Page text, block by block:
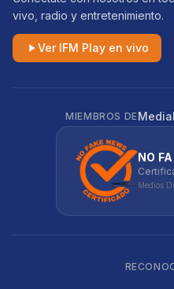
vivo, radio y entretenimiento.
Ver IFM Play en vivo
MIEMBROS DE
NO
Medios